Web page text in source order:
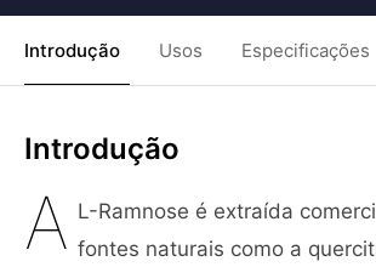
Introdução Usos Especificações
Introdução
A L-Ramnose é extraída
fontes naturais como a